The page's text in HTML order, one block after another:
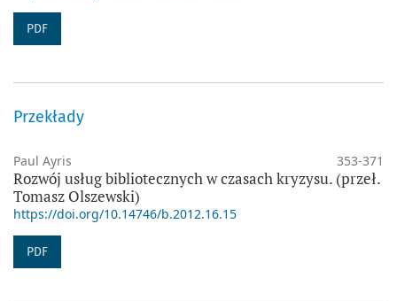
PDF
Przekłady
Paul Ayris 353-371
Rozwój usług bibliotecznych w czasach kryzysu. (przeł.
Tomasz Olszewski)
https://doi.org/10.14746/b.2012.16.15
PDF